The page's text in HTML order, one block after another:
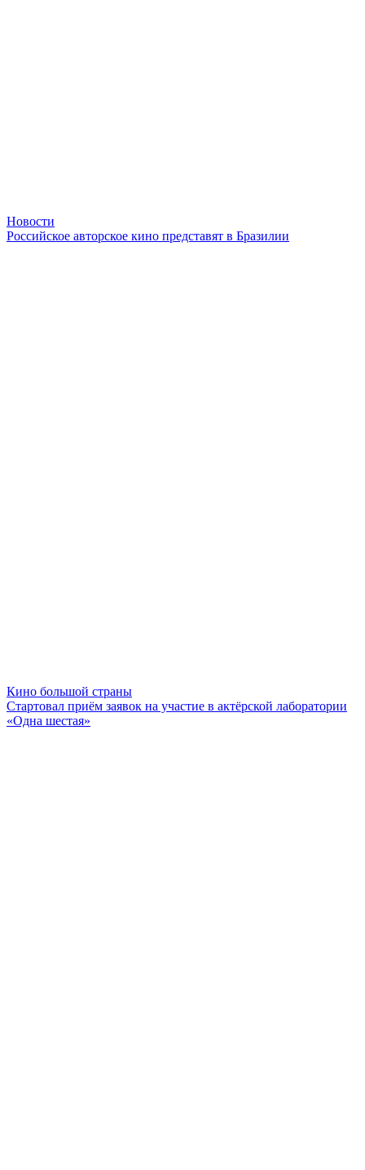
Новости
Российское авторское кино представят в Бразилии
Кино большой страны
Стартовал приём заявок на участие в актёрской лаборатории
«Одна шестая»